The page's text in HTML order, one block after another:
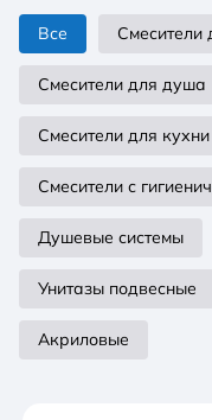
Назначение: для
Количество
Подключение к
Механизм:
Максимальный
Особенности
• однорычажная
• цельный корпус
Все
Смесители для душа
Смесители для кухни
Смесители с
Душевые системы
Унитазы подвесные
Акриловые